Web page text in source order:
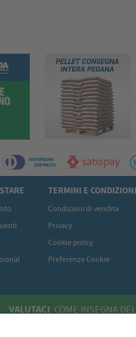
TERMINI E CONDIZIONI
Condizioni di vendita
Privacy
Cookie policy
Preferenze Cookie
VALUTACI COME INSEGNA